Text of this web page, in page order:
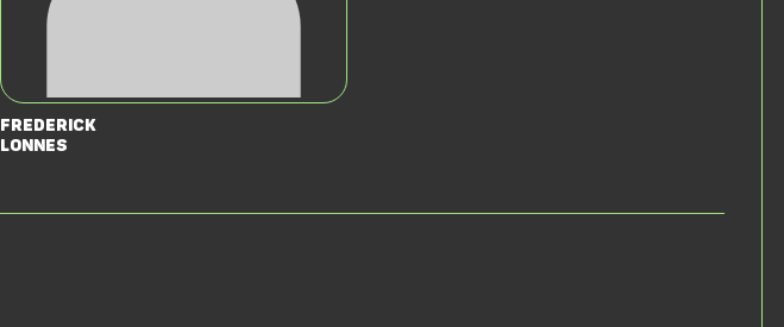
Frederick
Lonnes